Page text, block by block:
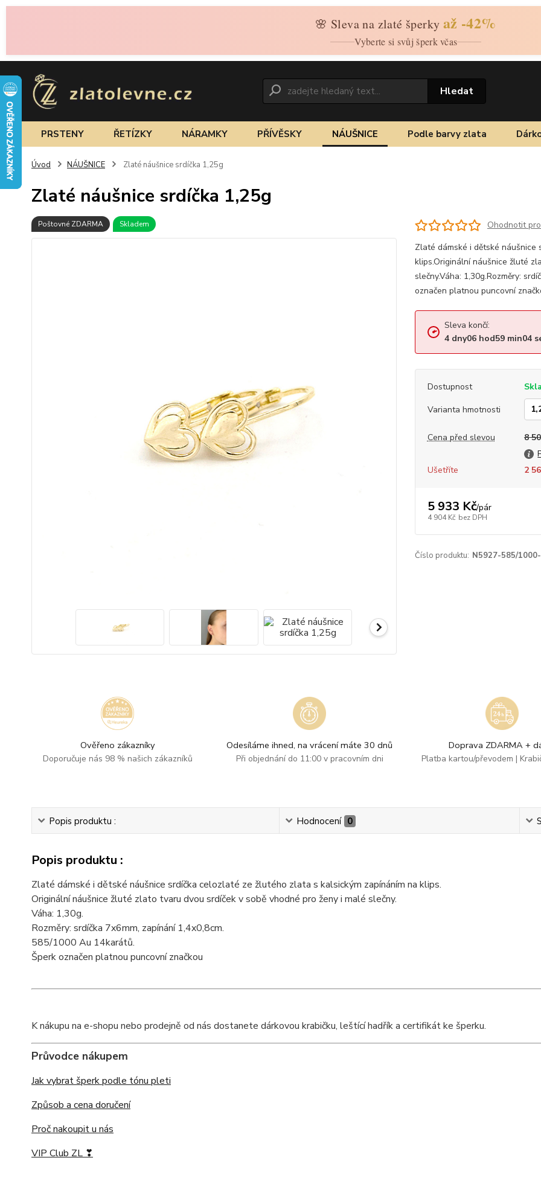
🌸 Sleva na zlaté šperky až -42%
Vyberte si svůj šperk včas
Hledat
PRSTENY ŘETÍZKY NÁRAMKY PŘÍVĚSKY NÁUŠNICE Podle barvy zlata
Úvod NÁUŠNICE Zlaté náušnice srdíčka 1,25g
Zlaté náušnice srdíčka 1,25g
Poštovné ZDARMA Skladem
Ohodnotit
Zlaté dámské i dětské
klips.Originální náušnice žluté
slečny.Váha: 1,30g.Rozměry:
označen platnou puncovní
Sleva končí:
4 dny06hod59min04
Dostupnost
Varianta hmotnosti
Cena před slevou
8
Ušetříte
2
5 933 Kč/pár
4 904 Kč bez DPH
Číslo produktu: N5927-585/
Ověřeno zákazníky
Doporučuje nás 98 % našich zákazníků
Odesíláme ihned, na vrácení máte 30 dnů
Při objednání do 11:00 v pracovním dni
Doprava ZDARMA +
Platba kartou/převodem |
Popis produktu : Hodnocení 0
Popis produktu :
Zlaté dámské i dětské náušnice srdíčka celozlaté ze žlutého zlata s kalsickým zapínáním na klips.
Originální náušnice žluté zlato tvaru dvou srdíček v sobě vhodné pro ženy i malé slečny.
Váha: 1,30g.
Rozměry: srdíčka 7x6mm, zapínání 1,4x0,8cm.
585/1000 Au 14karátů.
Šperk označen platnou puncovní značkou
K nákupu na e-shopu nebo prodejně od nás dostanete dárkovou krabičku, leštící hadřík a certifikát ke šperku.
Průvodce nákupem
Jak vybrat šperk podle tónu pleti
Způsob a cena doručení
Proč nakoupit u nás
VIP Club ZL ❣